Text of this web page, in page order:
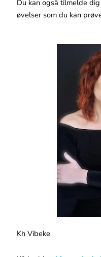
Du kan også tilmelde
øvelser som du kan
Kh Vibeke